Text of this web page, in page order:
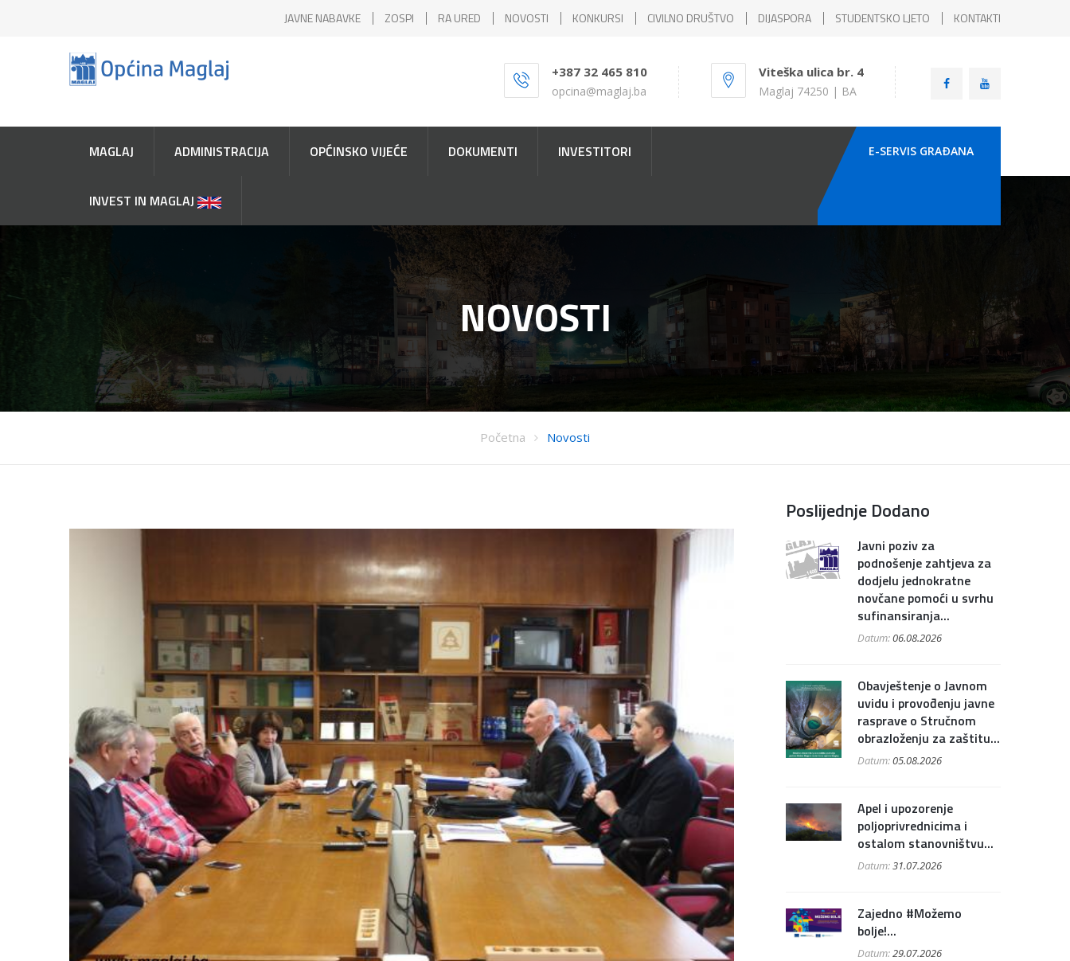
JAVNE NABAVKE ZOSPI RA URED NOVOSTI KONKURSI CIVILNO DRUŠTVO DIJASPORA STUDENTSKO LJETO KONTAKTI
+387 32 465 810
opcina@maglaj.ba
Viteška ulica br. 4
Maglaj 74250 | BA
MAGLAJ ADMINISTRACIJA OPĆINSKO VIJEĆE DOKUMENTI INVESTITORI
INVEST IN MAGLAJ
E-SERVIS GRAÐANA
NOVOSTI
Početna Novosti
Poslijednje Dodano
Javni poziv za
podnošenje zahtjeva za
dodjelu jednokratne
novčane pomoći u svrhu
sufinansiranja...
Datum:06.08.2026
Obavještenje o Javnom
uvidu i provođenju javne
rasprave o Stručnom
obrazloženju za zaštitu...
Datum:05.08.2026
Apel i upozorenje
poljoprivrednicima i
ostalom stanovništvu...
Datum:31.07.2026
Zajedno #Možemo
bolje!...
Datum:29.07.2026